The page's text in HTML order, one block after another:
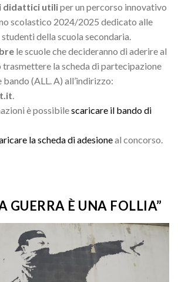
didattici utiliper un percorso innovativo
scolastico 2024/2025 dedicato alle
della scuola secondaria.
le scuole che decideranno di aderire al
la scheda di partecipazione
(ALL. A) all’indirizzo:
.
è possibilescaricare il bando di
la scheda di adesioneal concorso.
GUERRA È UNA FOLLIA”